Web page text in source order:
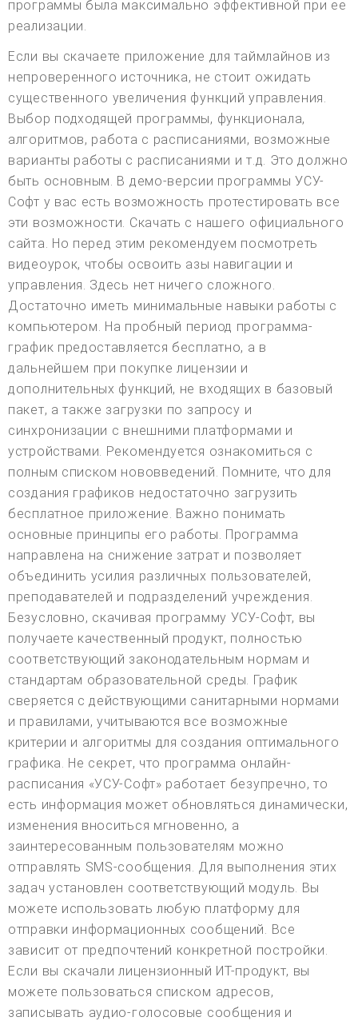
программы была максимально эффективной при ее
реализации.
Если вы скачаете приложение для таймлайнов из
непроверенного источника, не стоит ожидать
существенного увеличения функций управления.
Выбор подходящей программы, функционала,
алгоритмов, работа с расписаниями, возможные
варианты работы с расписаниями и т.д. Это должно
быть основным. В демо-версии программы УСУ-
Софт у вас есть возможность протестировать все
эти возможности. Скачать с нашего официального
сайта. Но перед этим рекомендуем посмотреть
видеоурок, чтобы освоить азы навигации и
управления. Здесь нет ничего сложного.
Достаточно иметь минимальные навыки работы с
компьютером. На пробный период программа-
график предоставляется бесплатно, а в
дальнейшем при покупке лицензии и
дополнительных функций, не входящих в базовый
пакет, а также загрузки по запросу и
синхронизации с внешними платформами и
устройствами. Рекомендуется ознакомиться с
полным списком нововведений. Помните, что для
создания графиков недостаточно загрузить
бесплатное приложение. Важно понимать
основные принципы его работы. Программа
направлена на снижение затрат и позволяет
объединить усилия различных пользователей,
преподавателей и подразделений учреждения.
Безусловно, скачивая программу УСУ-Софт, вы
получаете качественный продукт, полностью
соответствующий законодательным нормам и
стандартам образовательной среды. График
сверяется с действующими санитарными нормами
и правилами, учитываются все возможные
критерии и алгоритмы для создания оптимального
графика. Не секрет, что программа онлайн-
расписания «УСУ-Софт» работает безупречно, то
есть информация может обновляться динамически,
изменения вноситься мгновенно, а
заинтересованным пользователям можно
отправлять SMS-сообщения. Для выполнения этих
задач установлен соответствующий модуль. Вы
можете использовать любую платформу для
отправки информационных сообщений. Все
зависит от предпочтений конкретной постройки.
Если вы скачали лицензионный ИТ-продукт, вы
можете пользоваться списком адресов,
записывать аудио-голосовые сообщения и